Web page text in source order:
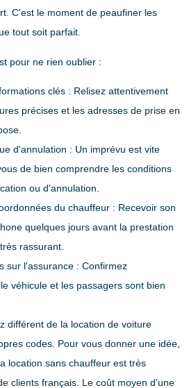
C'est le moment de peaufiner les
tout soit parfait.
pour ne rien oublier :
clés : Relisez attentivement
précises et les adresses de prise en
d'annulation : Un imprévu est vite
de bien comprendre les conditions
ou d'annulation.
du chauffeur : Recevoir son
quelques jours avant la prestation
rassurant.
sur l'assurance : Confirmez
véhicule et les passagers sont bien
différent de la location de voiture
codes. Pour vous donner une idée,
location sans chauffeur est très
clients français. Le coût moyen d'une